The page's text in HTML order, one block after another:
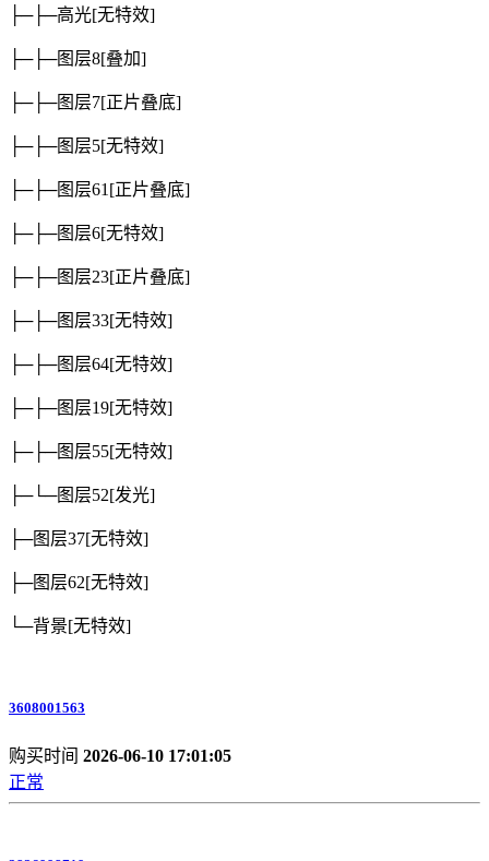
├─├─高光[无特效]
├─├─图层8[叠加]
├─├─图层7[正片叠底]
├─├─图层5[无特效]
├─├─图层61[正片叠底]
├─├─图层6[无特效]
├─├─图层23[正片叠底]
├─├─图层33[无特效]
├─├─图层64[无特效]
├─├─图层19[无特效]
├─├─图层55[无特效]
├─└─图层52[发光]
├─图层37[无特效]
├─图层62[无特效]
└─背景[无特效]
3608001563
购买时间 2026-06-10 17:01:05
正常